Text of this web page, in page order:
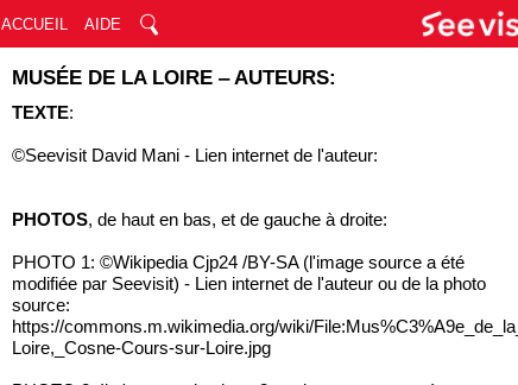
ACCUEIL AIDE
MUSÉE DE LA LOIRE ‒ AUTEURS:
TEXTE:
©Seevisit David Mani - Lien internet de l'auteur:
PHOTOS, de haut en bas, et de gauche à droite:
PHOTO 1: ©Wikipedia Cjp24 /BY-SA (l'image source a été
modifiée par Seevisit) - Lien internet de l'auteur ou de la photo
source:
https://commons.m.wikimedia.org/wiki/File:Mus%C3%A9e_de_la_
Loire,_Cosne-Cours-sur-Loire.jpg